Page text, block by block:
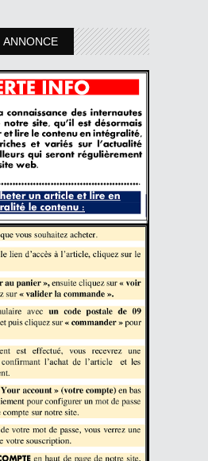
ANNONCE